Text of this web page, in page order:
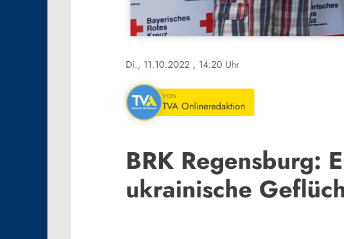
Di., 11.10.2022 , 14:20 Uhr
VON
TVA Onlineredaktion
BRK Regensburg:
ukrainische